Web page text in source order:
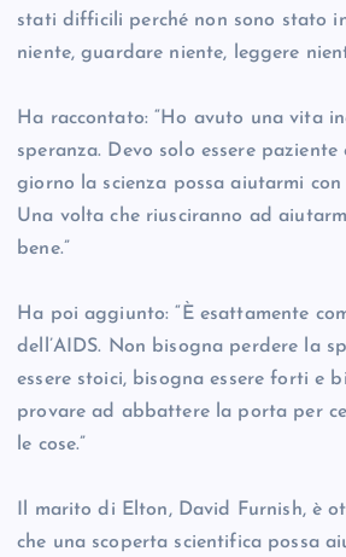
stati difficili perché non sono stato
niente, guardare niente, leggere
Ha raccontato: “Ho avuto una vita
speranza. Devo solo essere
giorno la scienza possa aiutarmi
Una volta che riusciranno ad
bene.”
Ha poi aggiunto: “È esattamente
dell’AIDS. Non bisogna perdere la
essere stoici, bisogna essere forti e
provare ad abbattere la porta per
le cose.”
Il marito di Elton, David Furnish, è
che una scoperta scientifica possa